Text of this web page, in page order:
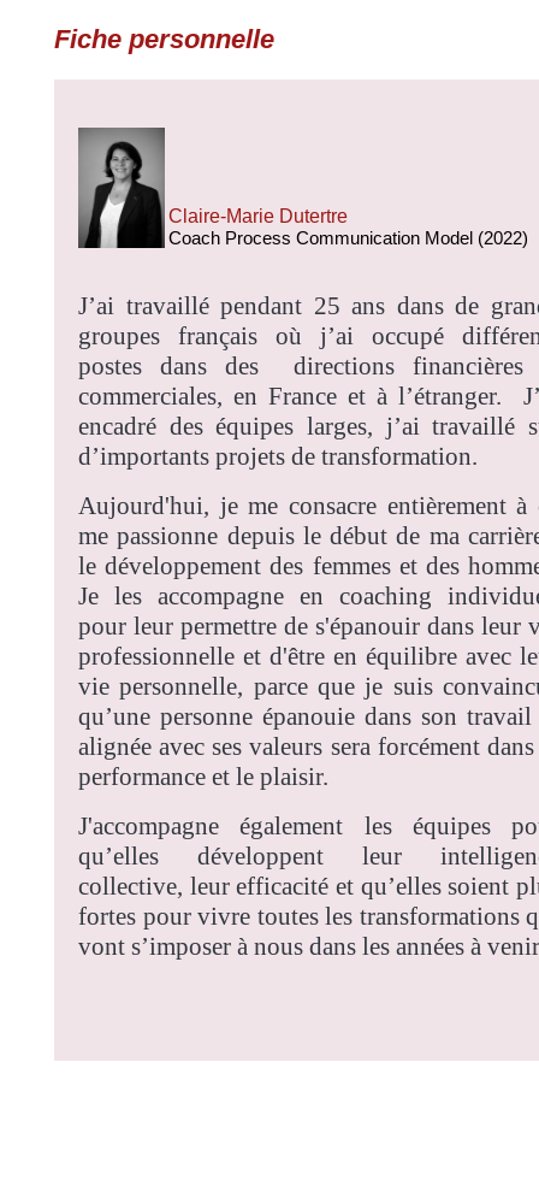
Fiche personnelle
Claire-Marie Dutertre
Coach Process Communication Model (2022)
J’ai travaillé pendant 25 ans dans de
groupes français où j’ai occupé
postes dans des
directions financières
commerciales, en France et à l’étranger.
encadré des équipes larges, j’ai travaillé
d’importants projets de transformation.
Aujourd'hui, je me consacre entièrement à
me passionne depuis le début de ma
le développement des femmes et des
Je les accompagne en coaching
pour leur permettre de s'épanouir dans leur
professionnelle et d'être en équilibre avec
vie personnelle, parce que je suis
qu’une personne épanouie dans son travail
alignée avec ses valeurs sera forcément
performance et le plaisir.
J'accompagne également les équipes
qu’elles développent leur
collective, leur efficacité et qu’elles soient
fortes pour vivre toutes les transformations
vont s’imposer à nous dans les années à